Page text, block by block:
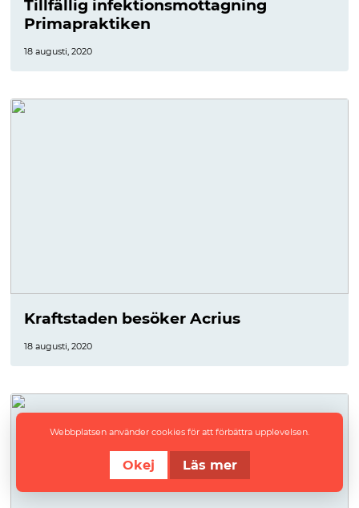
Primapraktiken
18 augusti, 2020
Kraftstaden besöker Acrius
18 augusti, 2020
Webbplatsen använder cookies för att förbättra upplevelsen.
Okej Läs mer